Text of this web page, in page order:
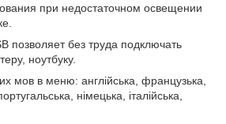
при недостаточном освещении
позволяет без труда подключать
ноутбуку.
мов в меню: англійська, французька,
німецька, італійська,